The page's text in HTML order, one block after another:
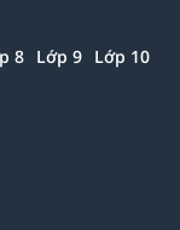
8 Lớp 9 Lớp 10